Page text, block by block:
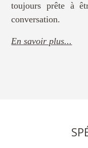
toujours prête à
conversation.
En savoir plus...